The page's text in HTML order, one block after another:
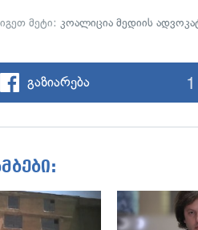
მეტი:კოალიცია მედიის
გაზიარება 1